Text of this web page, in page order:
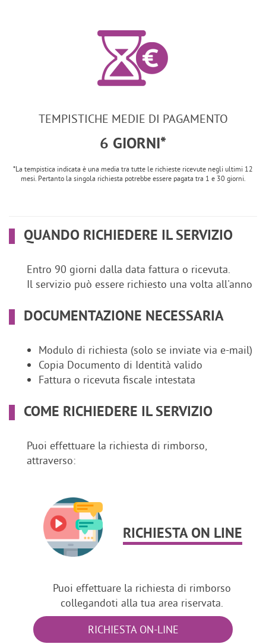
TEMPISTICHE MEDIE DI PAGAMENTO
6 GIORNI*
*La tempistica indicata è una media tra tutte le richieste ricevute negli ultimi 12
mesi. Pertanto la singola richiesta potrebbe essere pagata tra 1 e 30 giorni.
QUANDO RICHIEDERE IL SERVIZIO
Entro 90 giorni dalla data fattura o ricevuta.
Il servizio può essere richiesto una volta all'anno
DOCUMENTAZIONE NECESSARIA
Modulo di richiesta (solo se inviate via e-mail)
Copia Documento di Identità valido
Fattura o ricevuta fiscale intestata
COME RICHIEDERE IL SERVIZIO
Puoi effettuare la richiesta di rimborso,
attraverso:
RICHIESTA ON LINE
Puoi effettuare la richiesta di rimborso
collegandoti alla tua area riservata.
RICHIESTA ON-LINE